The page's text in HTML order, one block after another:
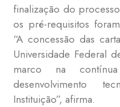
finalização do
os pré-requisitos
“A concessão das
Universidade Federal
marco na
desenvolvimento
Instituição”, afirma.